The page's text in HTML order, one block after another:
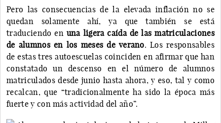
Pero las consecuencias de la elevada inflación no se
quedan solamente ahí, ya que también se está
traduciendo en una ligera caída de las matriculaciones
de alumnos en los meses de verano. Los responsables
de estas tres autoescuelas coinciden en afirmar que han
constatado un descenso en el número de alumnos
matriculados desde junio hasta ahora, y eso, tal y como
recalcan, que “tradicionalmente ha sido la época más
fuerte y con más actividad del año”.